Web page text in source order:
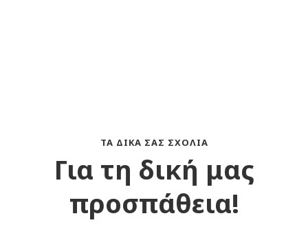
ΤΑ ΔΙΚΆ ΣΑΣ ΣΧΌΛΙΑ
Για τη δική μας
προσπάθεια!